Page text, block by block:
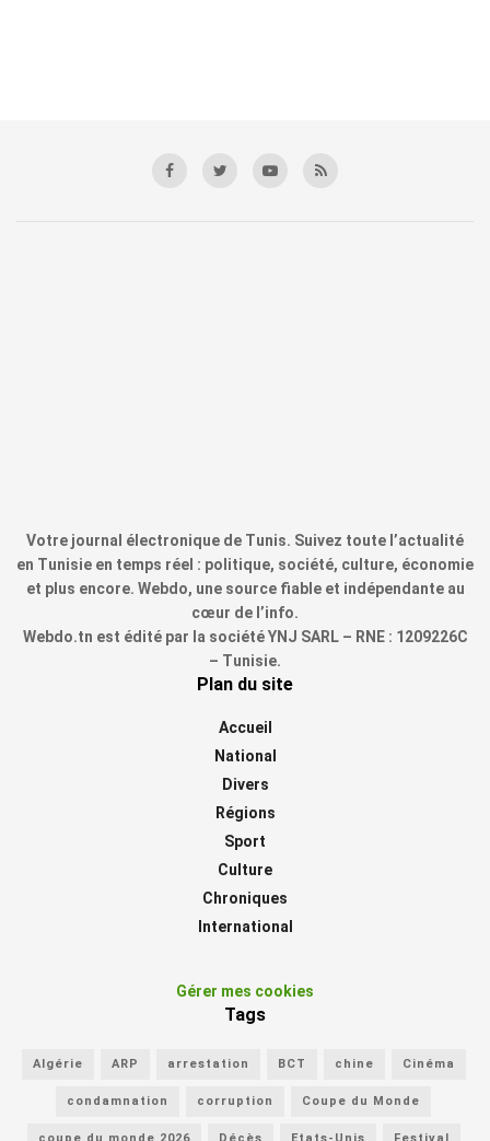
Votre journal électronique de Tunis. Suivez toute l’actualité
en Tunisie en temps réel : politique, société, culture, économie
et plus encore. Webdo, une source fiable et indépendante au
cœur de l’info.
Webdo.tn est édité par la société YNJ SARL – RNE : 1209226C
– Tunisie.
Plan du site
Accueil
National
Divers
Régions
Sport
Culture
Chroniques
International
Gérer mes cookies
Tags
Algérie ARP arrestation BCT chine Cinéma
condamnation corruption Coupe du Monde
coupe du monde 2026 Décès Etats-Unis Festival